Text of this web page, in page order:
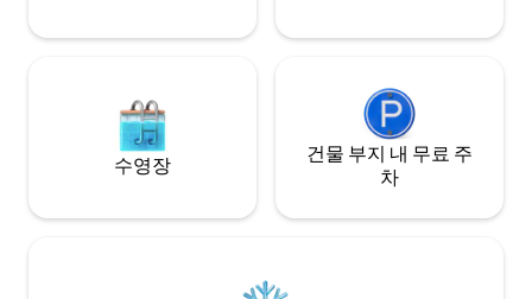
수영장
건물 부지 내 무료 주
차